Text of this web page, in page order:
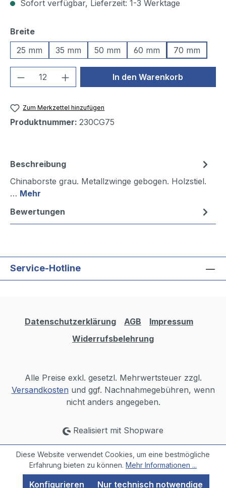
Sofort verfügbar, Lieferzeit: 1-3 Werktage
Breiteauswählen
25 mm
35 mm 50 mm 60 mm 70 mm
Produkt Anzahl: Gib denIn den Warenkorb
Zum Merkzettel hinzufügen
Produktnummer: 230CG75
Beschreibung
Chinaborste grau. Metallzwinge gebogen. Holzstiel.
… Mehr
Bewertungen
Service-Hotline
Datenschutzerklärung AGB
Impressum
Widerrufsbelehrung
Alle Preise exkl. gesetzl. Mehrwertsteuer zzgl.
Versandkosten und ggf. Nachnahmegebühren, wenn
nicht anders angegeben.
Realisiert mit Shopware
Diese Website verwendet Cookies, um eine bestmögliche
Erfahrung bieten zu können. Mehr Informationen ...
Nur technisch notwendige
Konfigurieren